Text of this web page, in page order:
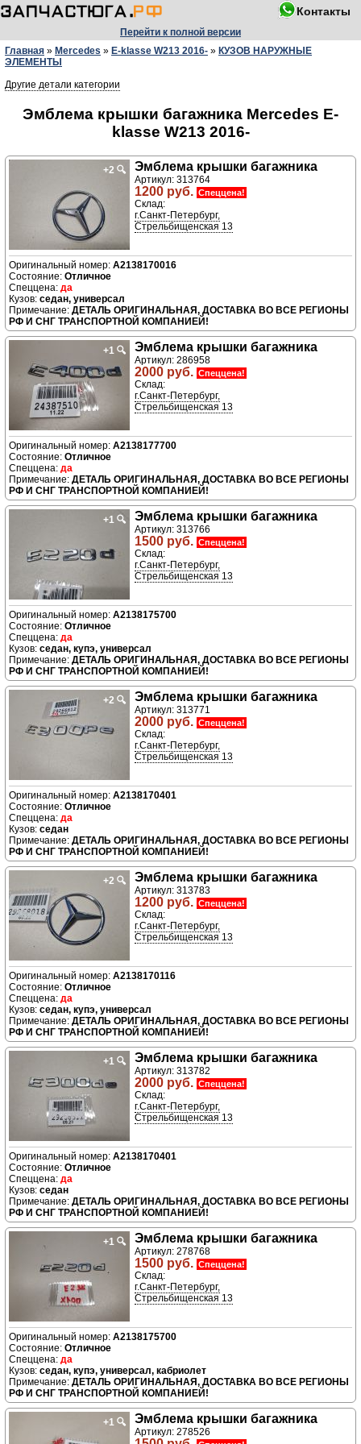
Контакты
Перейти к полной версии
Главная » Mercedes » E-klasse W213 2016- » КУЗОВ НАРУЖНЫЕ
ЭЛЕМЕНТЫ
Другие детали категории
Эмблема крышки багажника Mercedes E-
klasse W213 2016-
+2 🔍 Эмблема крышки багажника
Артикул: 313764
1200 руб. Спеццена!
Склад:
г.Санкт-Петербург,
Стрельбищенская 13
A2138170016
Отличное
да
седан, универсал
ДЕТАЛЬ ОРИГИНАЛЬНАЯ, ДОСТАВКА ВО ВСЕ РЕГИОНЫ
РФ И СНГ ТРАНСПОРТНОЙ КОМПАНИЕЙ!
+1 🔍 Эмблема крышки багажника
Артикул: 286958
2000 руб. Спеццена!
Склад:
г.Санкт-Петербург,
Стрельбищенская 13
A2138177700
Отличное
да
ДЕТАЛЬ ОРИГИНАЛЬНАЯ, ДОСТАВКА ВО ВСЕ РЕГИОНЫ
РФ И СНГ ТРАНСПОРТНОЙ КОМПАНИЕЙ!
+1 🔍 Эмблема крышки багажника
Артикул: 313766
1500 руб. Спеццена!
Склад:
г.Санкт-Петербург,
Стрельбищенская 13
A2138175700
Отличное
да
седан, купэ, универсал
ДЕТАЛЬ ОРИГИНАЛЬНАЯ, ДОСТАВКА ВО ВСЕ РЕГИОНЫ
РФ И СНГ ТРАНСПОРТНОЙ КОМПАНИЕЙ!
+2 🔍 Эмблема крышки багажника
Артикул: 313771
2000 руб. Спеццена!
Склад:
г.Санкт-Петербург,
Стрельбищенская 13
A2138170401
Отличное
да
седан
ДЕТАЛЬ ОРИГИНАЛЬНАЯ, ДОСТАВКА ВО ВСЕ РЕГИОНЫ
РФ И СНГ ТРАНСПОРТНОЙ КОМПАНИЕЙ!
+2 🔍 Эмблема крышки багажника
Артикул: 313783
1200 руб. Спеццена!
Склад:
г.Санкт-Петербург,
Стрельбищенская 13
A2138170116
Отличное
да
седан, купэ, универсал
ДЕТАЛЬ ОРИГИНАЛЬНАЯ, ДОСТАВКА ВО ВСЕ РЕГИОНЫ
РФ И СНГ ТРАНСПОРТНОЙ КОМПАНИЕЙ!
+1 🔍 Эмблема крышки багажника
Артикул: 313782
2000 руб. Спеццена!
Склад:
г.Санкт-Петербург,
Стрельбищенская 13
A2138170401
Отличное
да
седан
ДЕТАЛЬ ОРИГИНАЛЬНАЯ, ДОСТАВКА ВО ВСЕ РЕГИОНЫ
РФ И СНГ ТРАНСПОРТНОЙ КОМПАНИЕЙ!
+1 🔍 Эмблема крышки багажника
Артикул: 278768
1500 руб. Спеццена!
Склад:
г.Санкт-Петербург,
Стрельбищенская 13
A2138175700
Отличное
да
седан, купэ, универсал, кабриолет
ДЕТАЛЬ ОРИГИНАЛЬНАЯ, ДОСТАВКА ВО ВСЕ РЕГИОНЫ
РФ И СНГ ТРАНСПОРТНОЙ КОМПАНИЕЙ!
+1 🔍 Эмблема крышки багажника
Артикул: 278526